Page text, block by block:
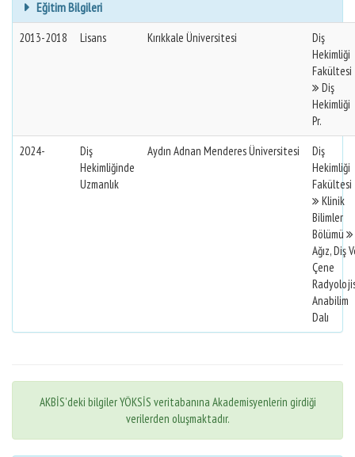
Eğitim Bilgileri
2013-2018 Lisans Kırıkkale Üniversitesi
Diş
Hekimliği
Fakültesi
Diş
Hekimliği
Pr.
2024-
Diş
Hekimliğinde
Uzmanlık
Aydın Adnan Menderes Üniversitesi
Diş
Hekimliği
Fakültesi
Klinik
Bilimler
Bölümü
Ağız, Diş
Çene
Anabilim
Dalı
AKBİS'deki bilgiler YÖKSİS veritabanına Akademisyenlerin girdiği
verilerden oluşmaktadır.